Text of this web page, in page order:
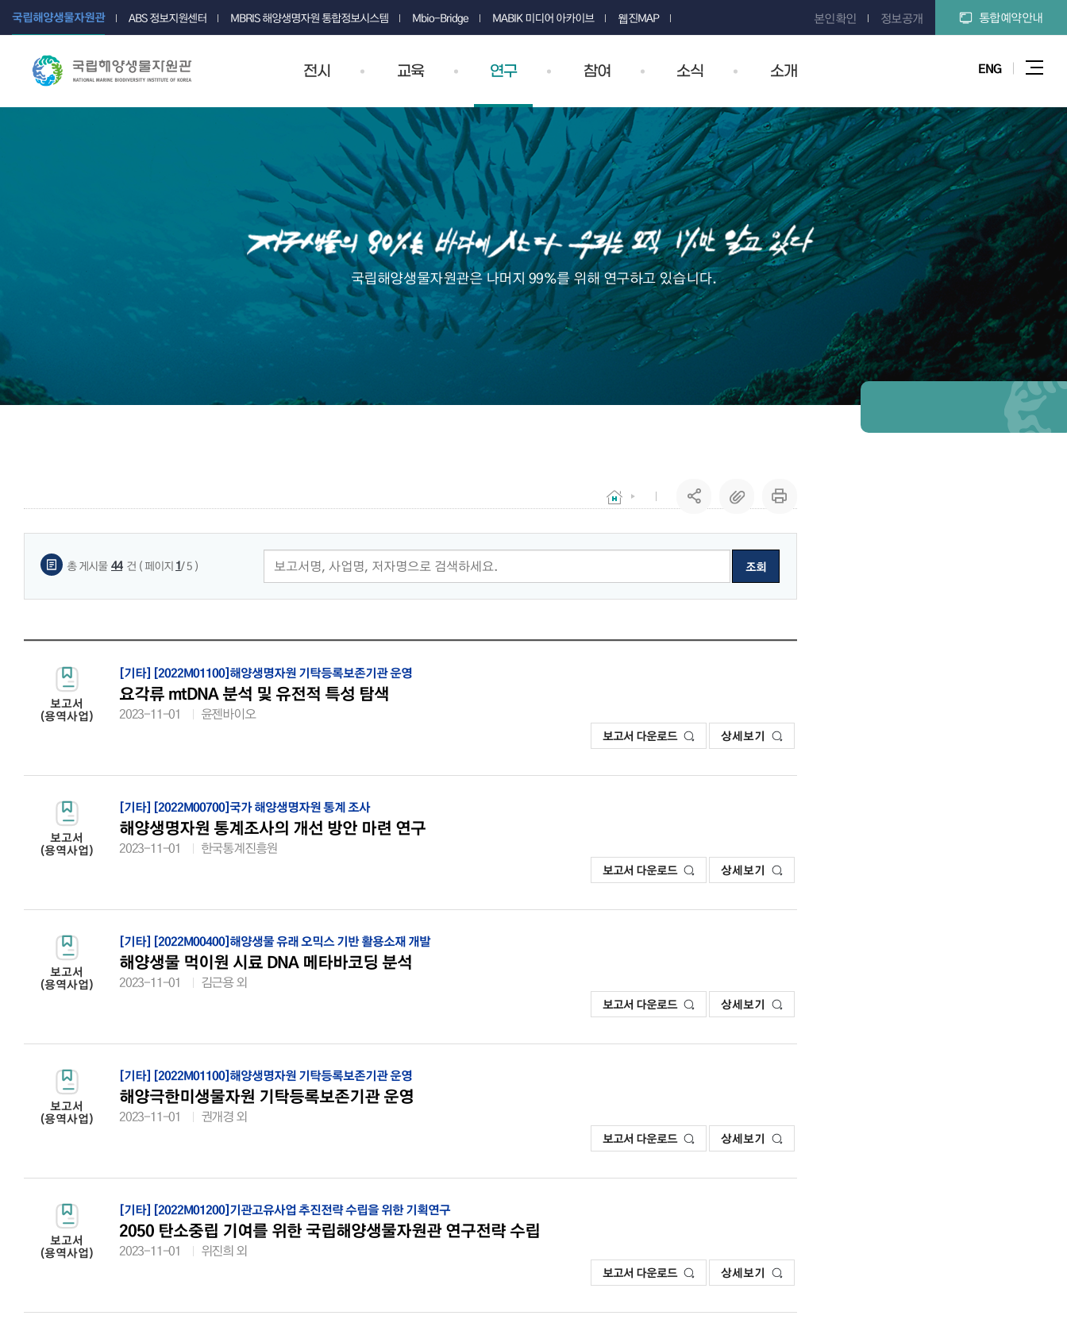
국립해양생물자원관 ABS 정보지원센터 MBRIS 해양생명자원 통합정보시스템 Mbio-Bridge MABIK 미디어 아카이브 웹진MAP 본인확인 정보공개 통합예약안내
ENG
전시 교육 연구 참여 소식 소개
국립해양생물자원관은 나머지 99%를 위해 연구하고 있습니다.
게시물 검색
총 게시물 44 건 ( 페이지 1/ 5 )
보고서
(용역사업)
[기타] [2022M01100]해양생명자원 기탁등록보존기관 운영
요각류 mtDNA 분석 및 유전적 특성 탐색
2023-11-01 윤젠바이오
보고서 다운로드 상세보기
보고서
(용역사업)
[기타] [2022M00700]국가 해양생명자원 통계 조사
해양생명자원 통계조사의 개선 방안 마련 연구
2023-11-01 한국통계진흥원
보고서 다운로드 상세보기
보고서
(용역사업)
[기타] [2022M00400]해양생물 유래 오믹스 기반 활용소재 개발
해양생물 먹이원 시료 DNA 메타바코딩 분석
2023-11-01 김근용 외
보고서 다운로드 상세보기
보고서
(용역사업)
[기타] [2022M01100]해양생명자원 기탁등록보존기관 운영
해양극한미생물자원 기탁등록보존기관 운영
2023-11-01 권개경 외
보고서 다운로드 상세보기
보고서
(용역사업)
[기타] [2022M01200]기관고유사업 추진전략 수립을 위한 기획연구
2050 탄소중립 기여를 위한 국립해양생물자원관 연구전략 수립
2023-11-01 위진희 외
보고서 다운로드 상세보기